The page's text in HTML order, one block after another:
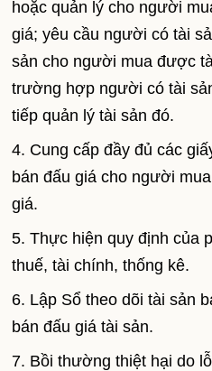
hoặc quản lý cho người
giá; yêu cầu người có tài
sản cho người mua được
trường hợp người có tài
tiếp quản lý tài sản đó.
4. Cung cấp đầy đủ các
bán đấu giá cho người
giá.
5. Thực hiện quy định của
thuế, tài chính, thống kê.
6. Lập Sổ theo dõi tài sản
bán đấu giá tài sản.
7. Bồi thường thiệt hại do